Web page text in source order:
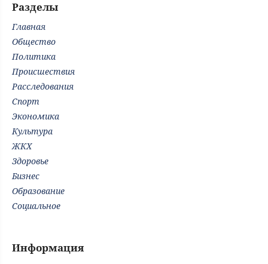
Разделы
Главная
Общество
Политика
Происшествия
Расследования
Спорт
Экономика
Культура
ЖКХ
Здоровье
Бизнес
Образование
Социальное
Информация